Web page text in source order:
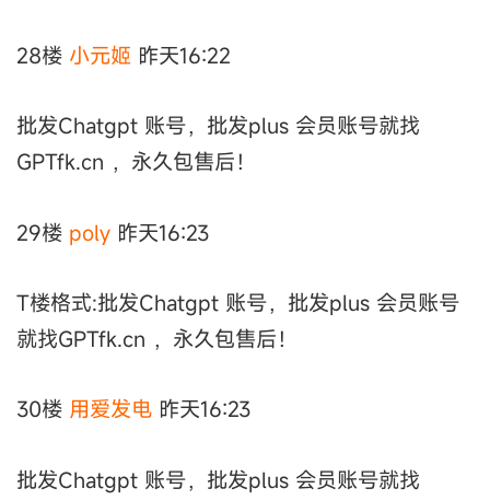
28楼 小元姬 昨天16:22
批发Chatgpt 账号，批发plus 会员账号就找
GPTfk.cn ，永久包售后！
29楼 poly 昨天16:23
T楼格式:批发Chatgpt 账号，批发plus 会员账号
就找GPTfk.cn ，永久包售后！
30楼 用爱发电 昨天16:23
批发Chatgpt 账号，批发plus 会员账号就找